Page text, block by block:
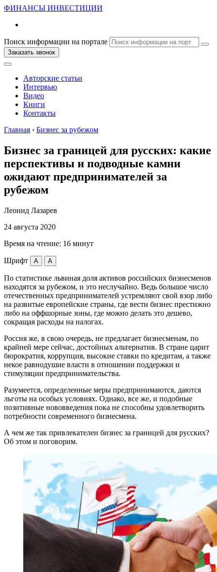
ФИНАНСЫ ИНВЕСТИЦИИ
Поиск информации на портале
Заказать звонок
Авторские статьи
Интервью
Видео
Книги
Контакты
Главная › Бизнес за рубежом
Бизнес за границей для русских: какие
перспективы и подводные камни
ожидают предпринимателей за
рубежом
Леонид Лазарев
24 августа 2020
Время на чтение: 16 минут
Шрифт A A
По статистике львиная доля активов российских бизнесменов
находятся за рубежом, и это неслучайно. Ведь большое число
отечественных предпринимателей устремляют свой взор либо
на развитые европейские страны, где вести бизнес престижно
либо на оффшорные зоны, где можно делать это дешево,
сокращая расходы на налогах.
Россия же, в свою очередь, не предлагает бизнесменам, по
крайней мере сейчас, достойных альтернатив. В стране царит
бюрократия, коррупция, высокие ставки по кредитам, а также
некое равнодушие власти в отношении поддержки и
стимуляции предпринимательства.
Разумеется, определенные меры предпринимаются, даются
льготы на особых условиях. Однако, все же, и подобные
позитивные нововведения пока не способны удовлетворить
потребности современного бизнесмена.
А чем же так привлекателен бизнес за границей для русских?
Об этом и поговорим.